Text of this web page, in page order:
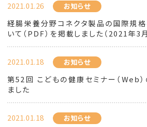
2021.01.26 お知らせ
経腸栄養分野コネクタ製品の国際規
いて（PDF）を掲載しました（2021年3
2021.01.18 お知らせ
第52回 こどもの健康セミナー（Web
ました
2021.01.18 お知らせ